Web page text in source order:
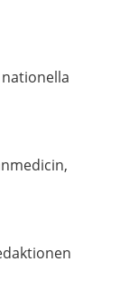
nationella